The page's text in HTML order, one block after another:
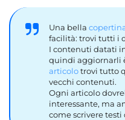
Una bella
facilità: trovi tutti i
I contenuti datati
quindi aggiornarli
articolotrovi tutto
vecchi contenuti.
Ogni articolo
interessante, ma
come scrivere testi